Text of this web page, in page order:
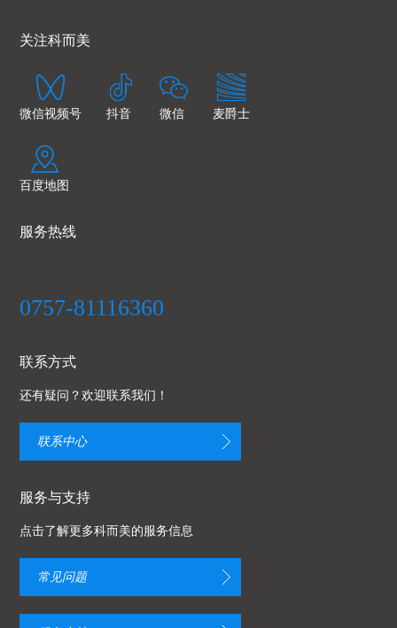
关注科而美
微信视频号 抖音 微信 麦爵士
百度地图
服务热线
0757-81116360
联系方式
还有疑问？欢迎联系我们！
联系中心
服务与支持
点击了解更多科而美的服务信息
常见问题